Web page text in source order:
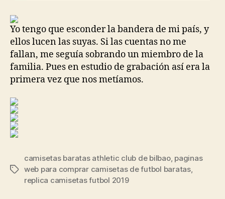
Yo tengo que esconder la bandera de mi país, y
ellos lucen las suyas. Si las cuentas no me
fallan, me seguía sobrando un miembro de la
familia. Pues en estudio de grabación así era la
primera vez que nos metíamos.
Etiquetas
camisetas baratas athletic club de bilbao, paginas
web para comprar camisetas de futbol baratas,
replica camisetas futbol 2019